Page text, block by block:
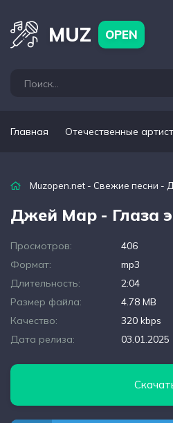
MUZ OPEN
Главная Отечественные
Muzopen.net - Свежие песни -
Джей Мар - Глаза
Просмотров:
406
Формат:
mp3
Длительность:
2:04
Размер файла:
4.78 MB
Качество:
320 kbps
Дата релиза:
03.01.2025
артисты Популярные